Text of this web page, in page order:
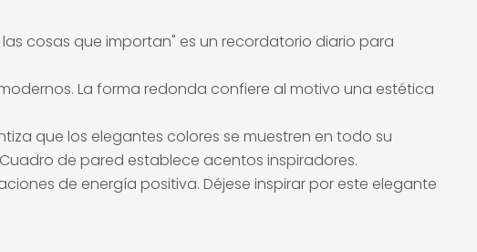
cosas que importan" es un recordatorio diario para
La forma redonda confiere al motivo una estética
que los elegantes colores se muestren en todo su
de pared establece acentos inspiradores.
de energía positiva. Déjese inspirar por este elegante